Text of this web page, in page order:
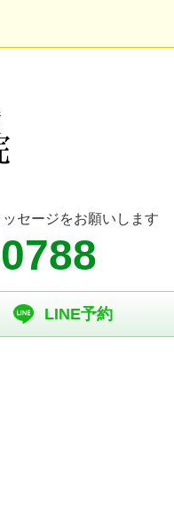
セージをお願いします
LINE予約